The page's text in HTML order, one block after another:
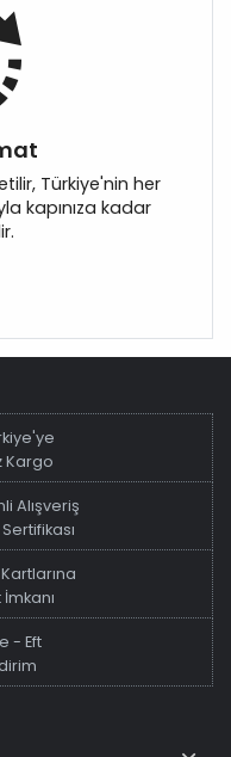
Türkiye'nin her
kapınıza kadar
Kargo
Alışveriş
İmkanı
- Eft